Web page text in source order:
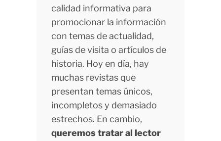
calidad informativa para
promocionar la información
con temas de actualidad,
guías de visita o artículos de
historia. Hoy en día, hay
muchas revistas que
presentan temas únicos,
incompletos y demasiado
estrechos. En cambio,
queremos tratar al lector